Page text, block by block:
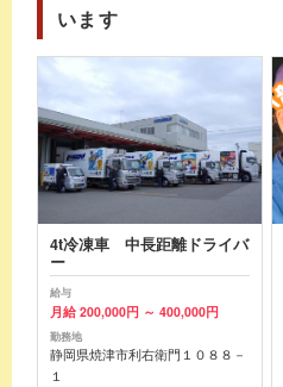
います
4t冷凍車 中長距離ドライバ
ー
給与
月給 200,000円 ～ 400,000円
勤務地
静岡県焼津市利右衛門１０８８－
１